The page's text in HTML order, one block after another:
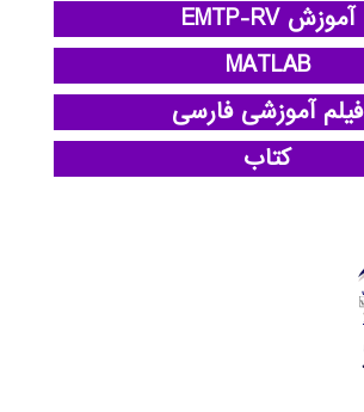
آموزش EMTP-RV
MATLAB
فیلم آموزشی فارسی
کتاب